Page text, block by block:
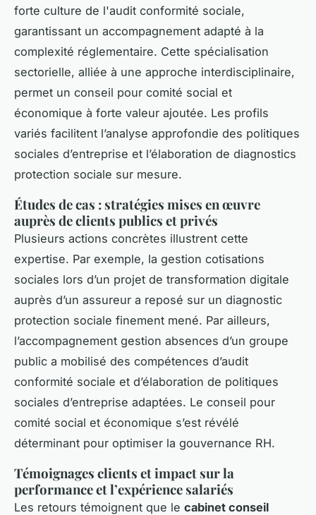
forte culture de l'audit conformité sociale,
garantissant un accompagnement adapté à la
complexité réglementaire. Cette spécialisation
sectorielle, alliée à une approche interdisciplinaire,
permet un conseil pour comité social et
économique à forte valeur ajoutée. Les profils
variés facilitent l’analyse approfondie des politiques
sociales d’entreprise et l’élaboration de diagnostics
protection sociale sur mesure.
Études de cas : stratégies mises en œuvre
auprès de clients publics et privés
Plusieurs actions concrètes illustrent cette
expertise. Par exemple, la gestion cotisations
sociales lors d’un projet de transformation digitale
auprès d’un assureur a reposé sur un diagnostic
protection sociale finement mené. Par ailleurs,
l’accompagnement gestion absences d’un groupe
public a mobilisé des compétences d’audit
conformité sociale et d’élaboration de politiques
sociales d’entreprise adaptées. Le conseil pour
comité social et économique s’est révélé
déterminant pour optimiser la gouvernance RH.
Témoignages clients et impact sur la
performance et l’expérience salariés
Les retours témoignent que le cabinet conseil